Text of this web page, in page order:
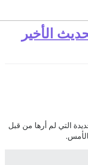
التي لم أرها من قبل